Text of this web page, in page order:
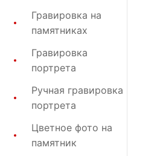
Гравировка на
памятниках
Гравировка
портрета
Ручная гравировка
портрета
Цветное фото на
памятник